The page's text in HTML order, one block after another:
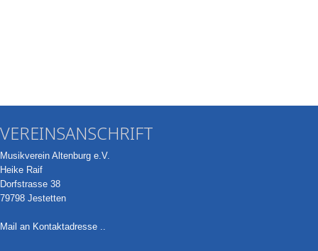
VEREINSANSCHRIFT
Musikverein Altenburg e.V.
Heike Raif
Dorfstrasse 38
79798 Jestetten
Mail an Kontaktadresse ..